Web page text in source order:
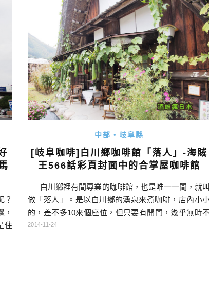
縣真棒！ […]…
？
，
住
中部・岐阜縣
[岐阜咖啡]白川鄉咖啡館「落人」-海賊
王566話彩頁封面中的合掌屋咖啡館
白川鄉裡有間專業的咖啡館，也是唯一一間，就叫
做「落人」。是以白川鄉的湧泉來煮咖啡，店內小
的，差不多10來個座位，但只要有開門，幾乎無時
刻都是滿座。很多電視節目都有採訪過此店，且大名
2014-11-24